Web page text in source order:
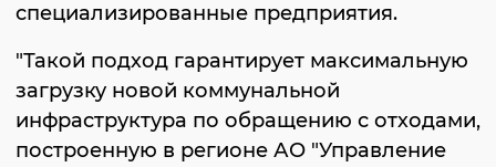
специализированные предприятия.
"Такой подход гарантирует максимальную
загрузку новой коммунальной
инфраструктура по обращению с отходами,
построенную в регионе АО "Управление